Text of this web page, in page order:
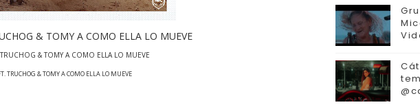
& TOMY A COMO ELLA LO MUEVE
& TOMY A COMO ELLA LO MUEVE
TRUCHOG & TOMY A COMO ELLA LO MUEVE